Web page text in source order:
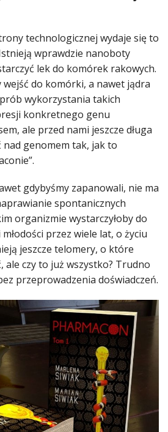
technologicznej wydaje się to
wprawdzie nanoboty
lek do komórek rakowych.
wejść do komórki, a nawet jądra
wykorzystania takich
konkretnego genu
ale przed nami jeszcze długa
genomem tak, jak to
gdybyśmy zapanowali, nie ma
spontanicznych
organizmie wystarczyłoby do
przez wiele lat, o życiu
jeszcze telomery, o które
ale czy to już wszystko? Trudno
przeprowadzenia doświadczeń.